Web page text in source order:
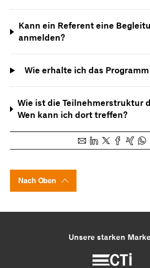
Kann ein Referent eine
anmelden?
Wie erhalte ich das
Wie ist die Teilnehmerstruktur
Wen kann ich dort treffen?
Nach Oben
Unsere starken